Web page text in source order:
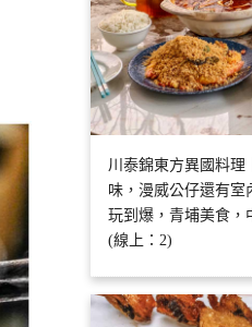
川泰錦東方異國料理
味，漫威公仔還有室
玩到爆，青埔美食，
(線上：2)